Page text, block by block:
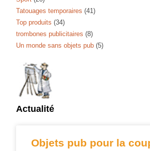
Tatouages temporaires (41)
Top produits (34)
trombones publicitaires (8)
Un monde sans objets pub (5)
Actualité
Objets pub pour la